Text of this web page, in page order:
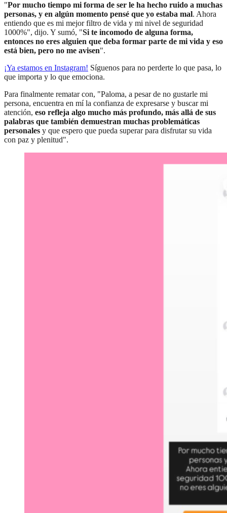
"Por mucho tiempo mi forma de ser le ha hecho ruido a muchas
personas, y en algún momento pensé que yo estaba mal. Ahora
entiendo que es mi mejor filtro de vida y mi nivel de seguridad
1000%", dijo. Y sumó, "Si te incomodo de alguna forma,
entonces no eres alguien que deba formar parte de mi vida y eso
está bien, pero no me avisen".
¡Ya estamos en Instagram! Síguenos para no perderte lo que pasa, lo
que importa y lo que emociona.
Para finalmente rematar con, "Paloma, a pesar de no gustarle mi
persona, encuentra en mí la confianza de expresarse y buscar mi
atención, eso refleja algo mucho más profundo, más allá de sus
palabras que también demuestran muchas problemáticas
personales y que espero que pueda superar para disfrutar su vida
con paz y plenitud".